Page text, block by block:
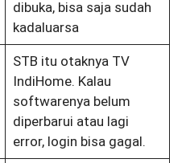
dibuka, bisa saja sudah
kadaluarsa
STB itu otaknya TV
IndiHome. Kalau
softwarenya belum
diperbarui atau lagi
error, login bisa gagal.